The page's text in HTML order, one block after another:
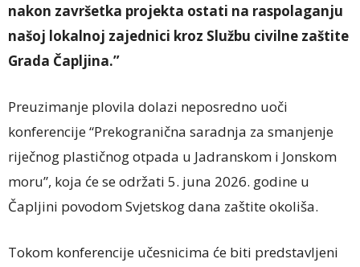
nakon završetka projekta ostati na raspolaganju
našoj lokalnoj zajednici kroz Službu civilne zaštite
Grada Čapljina.”
Preuzimanje plovila dolazi neposredno uoči
konferencije “Prekogranična saradnja za smanjenje
riječnog plastičnog otpada u Jadranskom i Jonskom
moru”, koja će se održati 5. juna 2026. godine u
Čapljini povodom Svjetskog dana zaštite okoliša.
Tokom konferencije učesnicima će biti predstavljeni